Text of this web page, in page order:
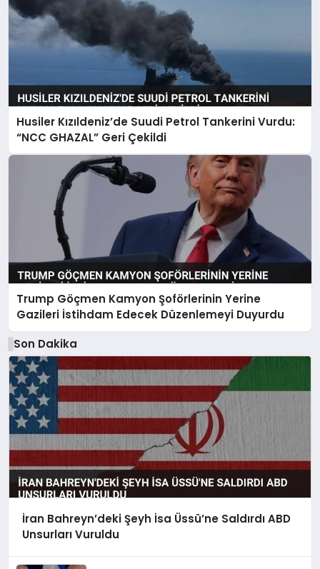
Husiler Kızıldeniz’de Suudi Petrol Tankerini Vurdu:
“NCC GHAZAL” Geri Çekildi
Trump Göçmen Kamyon Şoförlerinin Yerine
Gazileri İstihdam Edecek Düzenlemeyi Duyurdu
Son Dakika
İran Bahreyn’deki Şeyh İsa Üssü’ne Saldırdı ABD
Unsurları Vuruldu